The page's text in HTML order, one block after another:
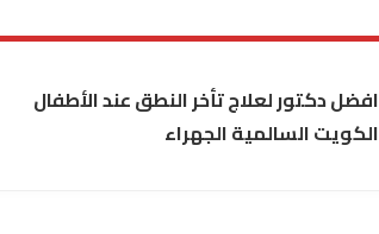
افضل دكتور لعلاج تأخر النطق عند الأطفال
الكويت السالمية الجهراء